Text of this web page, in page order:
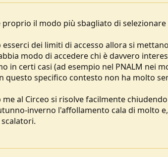
proprio il modo più sbagliato di
dei limiti di accesso allora si
modo di accedere chi è davvero
in certi casi (ad esempio nel PNALM nei
questo specifico contesto non ha molto
al Circeo si risolve facilmente
inverno l'affollamento cala di molto